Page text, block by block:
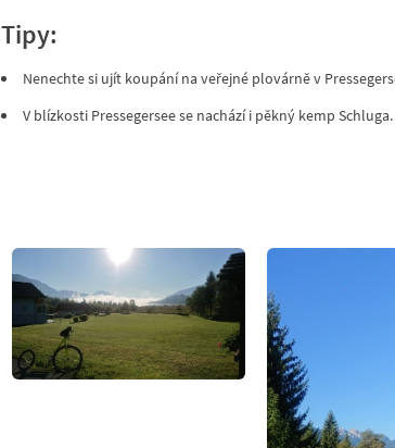
Tipy:
Nenechte si ujít koupání na veřejné plovárně v
V blízkosti Pressegersee se nachází i pěkný kemp Schluga.